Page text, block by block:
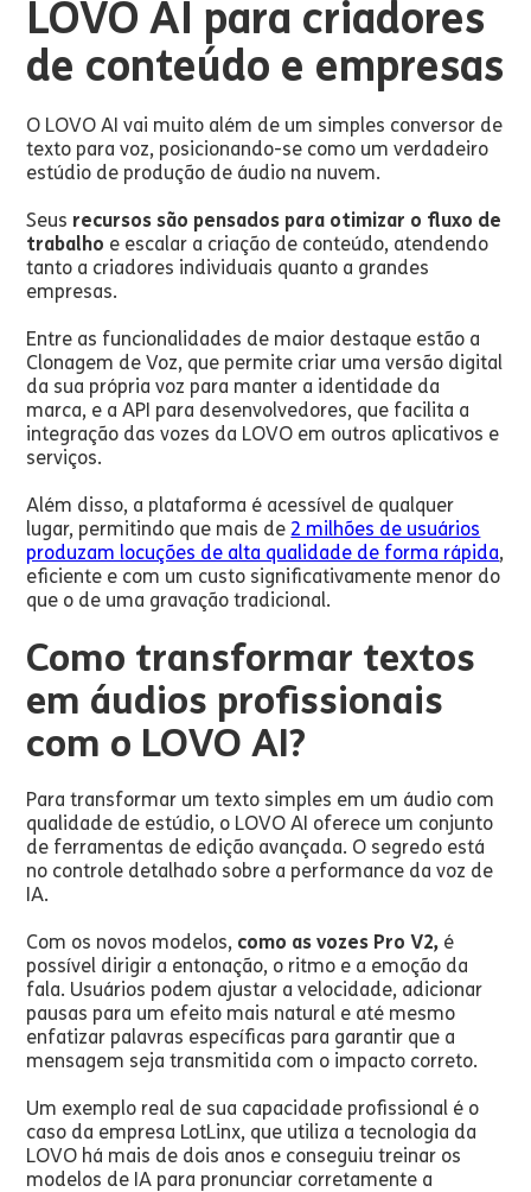
LOVO AI para criadores
de conteúdo e empresas
O LOVO AI vai muito além de um simples conversor de
texto para voz, posicionando-se como um verdadeiro
estúdio de produção de áudio na nuvem.
Seus recursos são pensados para otimizar o fluxo de
trabalho e escalar a criação de conteúdo, atendendo
tanto a criadores individuais quanto a grandes
empresas.
Entre as funcionalidades de maior destaque estão a
Clonagem de Voz, que permite criar uma versão digital
da sua própria voz para manter a identidade da
marca, e a API para desenvolvedores, que facilita a
integração das vozes da LOVO em outros aplicativos e
serviços.
Além disso, a plataforma é acessível de qualquer
lugar, permitindo que mais de 2 milhões de usuários
produzam locuções de alta qualidade de forma rápida,
eficiente e com um custo significativamente menor do
que o de uma gravação tradicional.
Como transformar textos
em áudios profissionais
com o LOVO AI?
Para transformar um texto simples em um áudio com
qualidade de estúdio, o LOVO AI oferece um conjunto
de ferramentas de edição avançada. O segredo está
no controle detalhado sobre a performance da voz de
IA.
Com os novos modelos, como as vozes Pro V2, é
possível dirigir a entonação, o ritmo e a emoção da
fala. Usuários podem ajustar a velocidade, adicionar
pausas para um efeito mais natural e até mesmo
enfatizar palavras específicas para garantir que a
mensagem seja transmitida com o impacto correto.
Um exemplo real de sua capacidade profissional é o
caso da empresa LotLinx, que utiliza a tecnologia da
LOVO há mais de dois anos e conseguiu treinar os
modelos de IA para pronunciar corretamente a